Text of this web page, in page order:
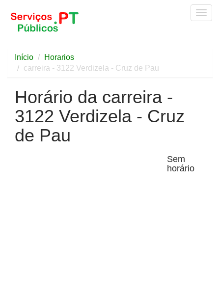
Início
Horarios
carreira - 3122 Verdizela - Cruz de Pau
Horário da carreira -
3122 Verdizela - Cruz
de Pau
Sem
horário